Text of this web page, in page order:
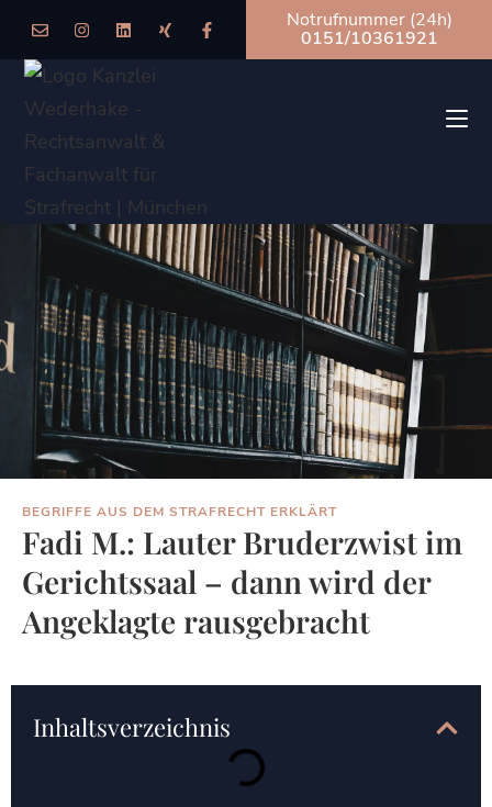
Notrufnummer (24h)
0151/10361921
BEGRIFFE AUS DEM STRAFRECHT ERKLÄRT
Fadi M.: Lauter Bruderzwist im
Gerichtssaal – dann wird der
Angeklagte rausgebracht
Inhaltsverzeichnis